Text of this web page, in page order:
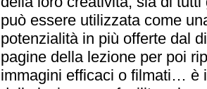
può essere utilizzata come
potenzialità in più offerte dal
pagine della lezione per poi
immagini efficaci o filmati… è